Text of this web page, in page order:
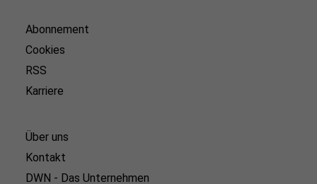
Abonnement
Cookies
RSS
Karriere
Über uns
Kontakt
DWN - Das Unternehmen